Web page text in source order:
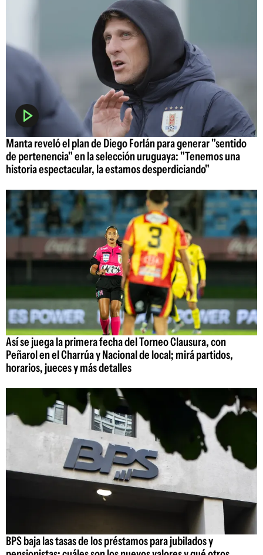
Manta reveló el plan de Diego Forlán para generar "sentido
de pertenencia" en la selección uruguaya: "Tenemos una
historia espectacular, la estamos desperdiciando"
Así se juega la primera fecha del Torneo Clausura, con
Peñarol en el Charrúa y Nacional de local; mirá partidos,
horarios, jueces y más detalles
BPS baja las tasas de los préstamos para jubilados y